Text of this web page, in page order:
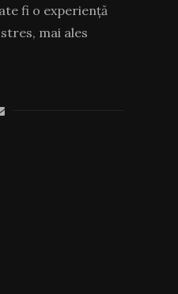
fi o experiență
mai ales